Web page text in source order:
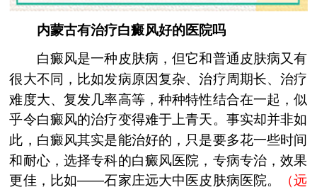
内蒙古有治疗白癜风好的医院吗
白癜风是一种皮肤病，但它和普通皮肤病又有
很大不同，比如发病原因复杂、治疗周期长、治疗
难度大、复发几率高等，种种特性结合在一起，似
乎令白癜风的治疗变得难于上青天。事实却并非如
此，白癜风其实是能治好的，只是要多花一些时间
和耐心，选择专科的白癜风医院，专病专治，效果
更佳，比如——石家庄远大中医皮肤病医院。 （远